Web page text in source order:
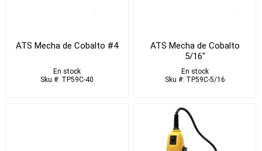
ATS Mecha de Cobalto #4
En stock
Sku #: TP59C-40
ATS Mecha de Cobalto
5/16"
En stock
Sku #: TP59C-5/16